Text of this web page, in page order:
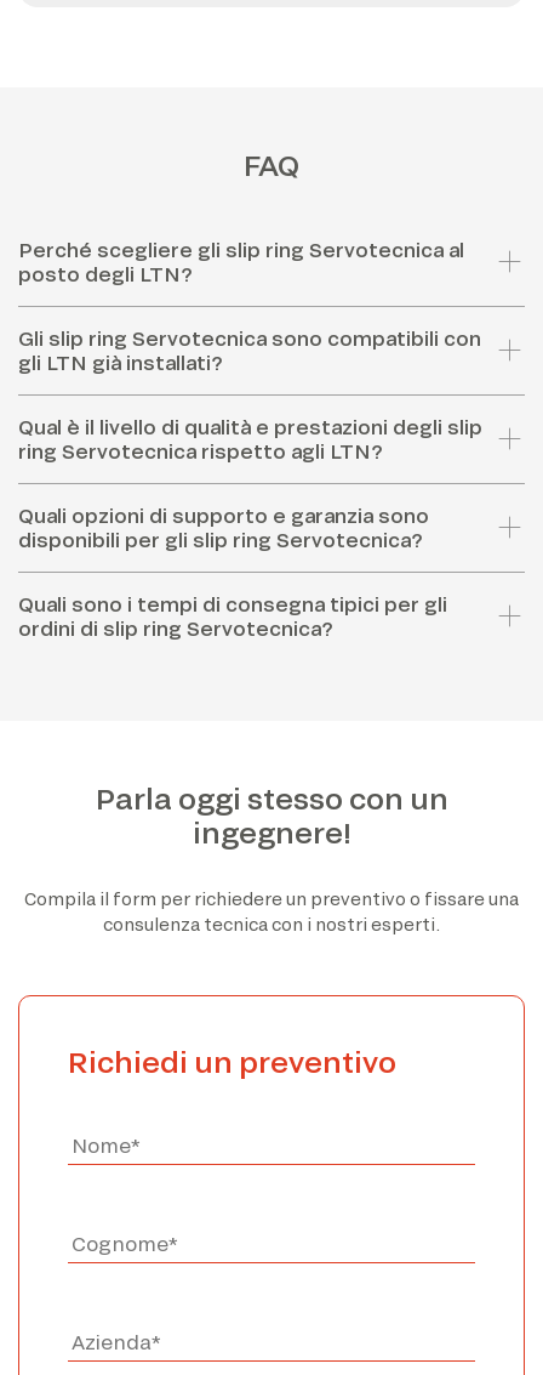
FAQ
Perché scegliere gli slip ring Servotecnica al
posto degli LTN?
Gli slip ring Servotecnica sono compatibili con
gli LTN già installati?
Qual è il livello di qualità e prestazioni degli slip
ring Servotecnica rispetto agli LTN?
Quali opzioni di supporto e garanzia sono
disponibili per gli slip ring Servotecnica?
Quali sono i tempi di consegna tipici per gli
ordini di slip ring Servotecnica?
Parla oggi stesso con un
ingegnere!
Compila il form per richiedere un preventivo o fissare una
consulenza tecnica con i nostri esperti.
Richiedi un preventivo